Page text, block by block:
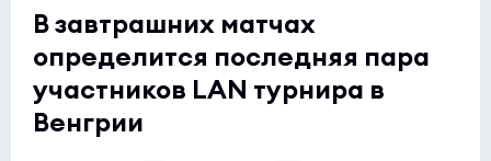
В завтрашних матчах
определится последняя пара
участников LAN турнира в
Венгрии